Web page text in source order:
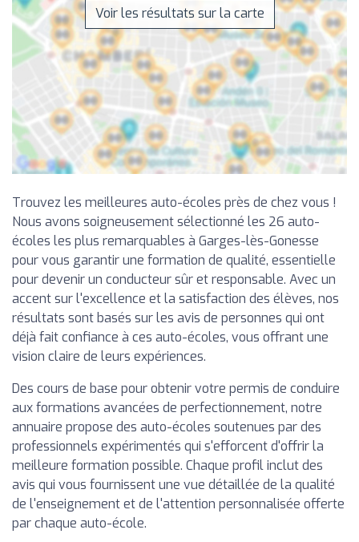
Voir les résultats sur la carte
Trouvez les meilleures auto-écoles près de chez vous !
Nous avons soigneusement sélectionné les 26 auto-
écoles les plus remarquables à Garges-lès-Gonesse
pour vous garantir une formation de qualité, essentielle
pour devenir un conducteur sûr et responsable. Avec un
accent sur l'excellence et la satisfaction des élèves, nos
résultats sont basés sur les avis de personnes qui ont
déjà fait confiance à ces auto-écoles, vous offrant une
vision claire de leurs expériences.
Des cours de base pour obtenir votre permis de conduire
aux formations avancées de perfectionnement, notre
annuaire propose des auto-écoles soutenues par des
professionnels expérimentés qui s'efforcent d'offrir la
meilleure formation possible. Chaque profil inclut des
avis qui vous fournissent une vue détaillée de la qualité
de l'enseignement et de l'attention personnalisée offerte
par chaque auto-école.